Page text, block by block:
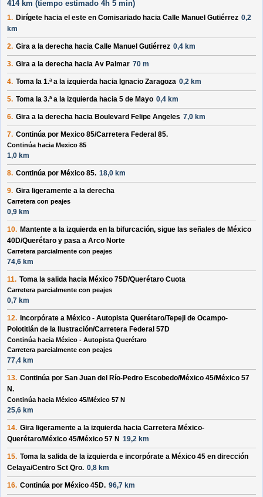
414 km (tiempo estimado 4h 5 min)
1. Dirígete hacia el este en Comisariado hacia Calle Manuel Gutiérrez 0,2
km
2. Gira a la derecha hacia Calle Manuel Gutiérrez 0,4 km
3. Gira a la derecha hacia Av Palmar 70 m
4. Toma la 1.ª a la izquierda hacia Ignacio Zaragoza 0,2 km
5. Toma la 3.ª a la izquierda hacia 5 de Mayo 0,4 km
6. Gira a la derecha hacia Boulevard Felipe Angeles 7,0 km
7. Continúa por Mexico 85/Carretera Federal 85.
Continúa hacia Mexico 85
1,0 km
8. Continúa por México 85. 18,0 km
9. Gira ligeramente a la derecha
Carretera con peajes
0,9 km
10. Mantente a la izquierda en la bifurcación, sigue las señales de México
40D/Querétaro y pasa a Arco Norte
Carretera parcialmente con peajes
74,6 km
11. Toma la salida hacia México 75D/Querétaro Cuota
Carretera parcialmente con peajes
0,7 km
12. Incorpórate a México - Autopista Querétaro/Tepeji de Ocampo-
Polotitlán de la Ilustración/Carretera Federal 57D
Continúa hacia México - Autopista Querétaro
Carretera parcialmente con peajes
77,4 km
13. Continúa por San Juan del Río-Pedro Escobedo/México 45/México 57
N.
Continúa hacia México 45/México 57 N
25,6 km
14. Gira ligeramente a la izquierda hacia Carretera México-
Querétaro/México 45/México 57 N 19,2 km
15. Toma la salida de la izquierda e incorpórate a México 45 en dirección
Celaya/Centro Sct Qro. 0,8 km
16. Continúa por México 45D. 96,7 km